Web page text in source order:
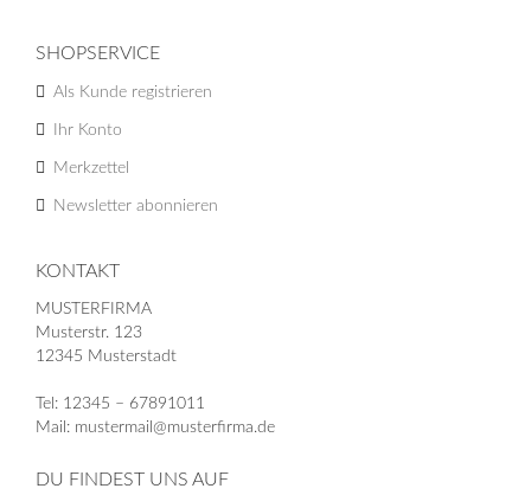
SHOPSERVICE
Als Kunde registrieren
Ihr Konto
Merkzettel
Newsletter abonnieren
KONTAKT
MUSTERFIRMA
Musterstr. 123
12345 Musterstadt
Tel: 12345 – 67891011
Mail: mustermail@musterfirma.de
DU FINDEST UNS AUF